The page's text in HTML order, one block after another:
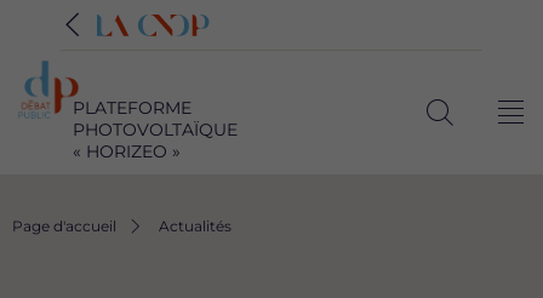
PLATEFORME
PHOTOVOLTAÏQUE
« HORIZEO »
Fil
Page d'accueil Actualités